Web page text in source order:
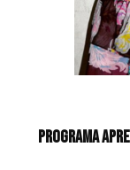
Programa